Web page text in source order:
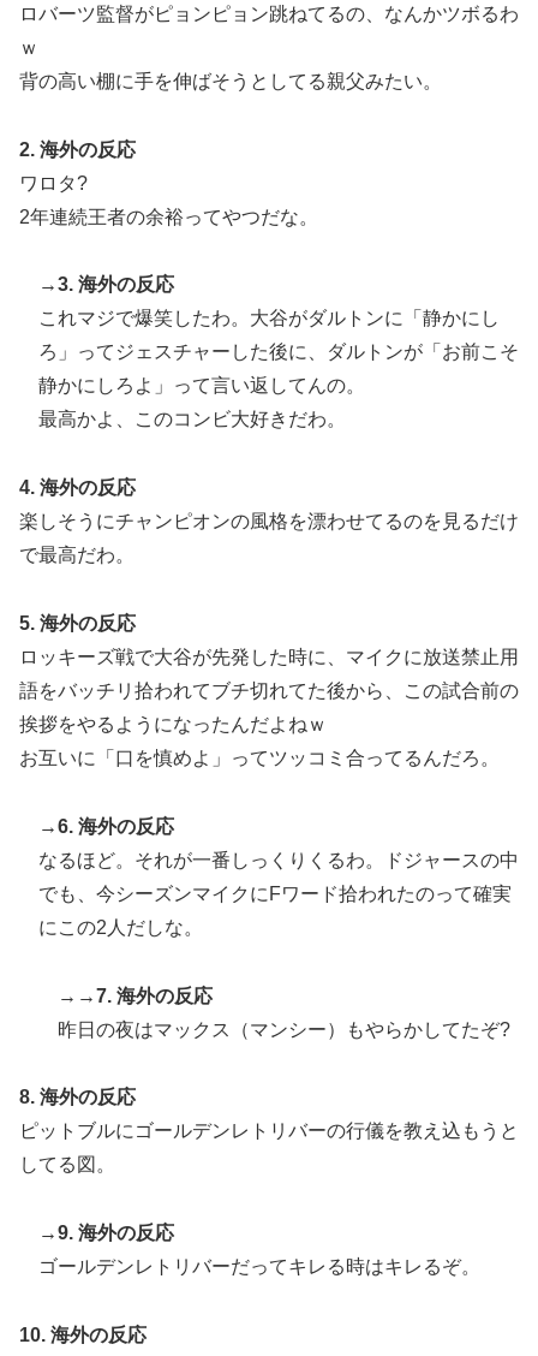
ロバーツ監督がピョンピョン跳ねてるの、なんかツボるわ
ｗ
背の高い棚に手を伸ばそうとしてる親父みたい。
2. 海外の反応
ワロタ?
2年連続王者の余裕ってやつだな。
→3. 海外の反応
これマジで爆笑したわ。大谷がダルトンに「静かにし
ろ」ってジェスチャーした後に、ダルトンが「お前こそ
静かにしろよ」って言い返してんの。
最高かよ、このコンビ大好きだわ。
4. 海外の反応
楽しそうにチャンピオンの風格を漂わせてるのを見るだけ
で最高だわ。
5. 海外の反応
ロッキーズ戦で大谷が先発した時に、マイクに放送禁止用
語をバッチリ拾われてブチ切れてた後から、この試合前の
挨拶をやるようになったんだよねｗ
お互いに「口を慎めよ」ってツッコミ合ってるんだろ。
→6. 海外の反応
なるほど。それが一番しっくりくるわ。ドジャースの中
でも、今シーズンマイクにFワード拾われたのって確実
にこの2人だしな。
→→7. 海外の反応
昨日の夜はマックス（マンシー）もやらかしてたぞ?
8. 海外の反応
ピットブルにゴールデンレトリバーの行儀を教え込もうと
してる図。
→9. 海外の反応
ゴールデンレトリバーだってキレる時はキレるぞ。
10. 海外の反応